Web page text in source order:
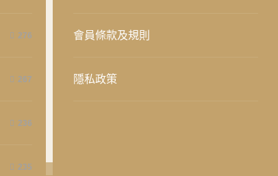
276
267
236
235
會員條款及規則
隱私政策